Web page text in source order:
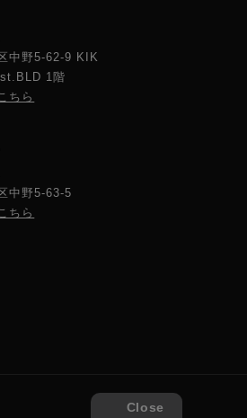
中野5-62-9 KIK
1階
ちら
中野5-63-5
ちら